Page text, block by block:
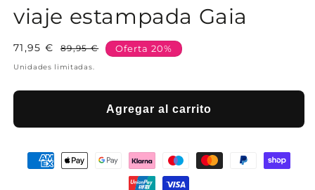
viaje estampada Gaia
Precio
89,95 €
Precio
71,95 € Oferta 20%
Unidades limitadas.
Agregar al carrito